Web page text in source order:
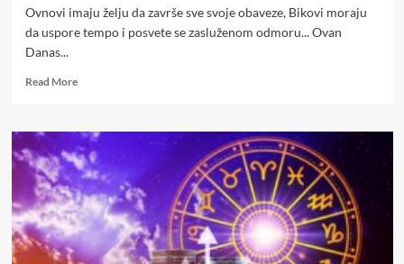
Ovnovi imaju želju da završe sve svoje obaveze, Bikovi moraju
da uspore tempo i posvete se zasluženom odmoru... Ovan
Danas...
Read MoreRead
Horoskop
za
ponedjeljak,
27.
jul